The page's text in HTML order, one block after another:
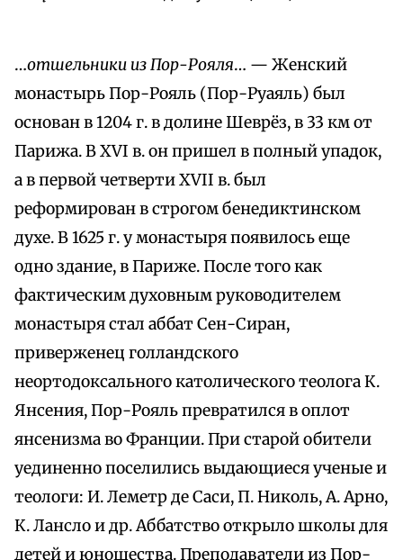
…отшельники из Пор-Рояля… — Женский
монастырь Пор-Рояль (Пор-Руаяль) был
основан в 1204 г. в долине Шеврёз, в 33 км от
Парижа. В XVI в. он пришел в полный упадок,
а в первой четверти XVII в. был
реформирован в строгом бенедиктинском
духе. В 1625 г. у монастыря появилось еще
одно здание, в Париже. После того как
фактическим духовным руководителем
монастыря стал аббат Сен-Сиран,
приверженец голландского
неортодоксального католического теолога К.
Янсения, Пор-Рояль превратился в оплот
янсенизма во Франции. При старой обители
уединенно поселились выдающиеся ученые и
теологи: И. Леметр де Саси, П. Николь, А. Арно,
К. Лансло и др. Аббатство открыло школы для
детей и юношества. Преподаватели из Пор-